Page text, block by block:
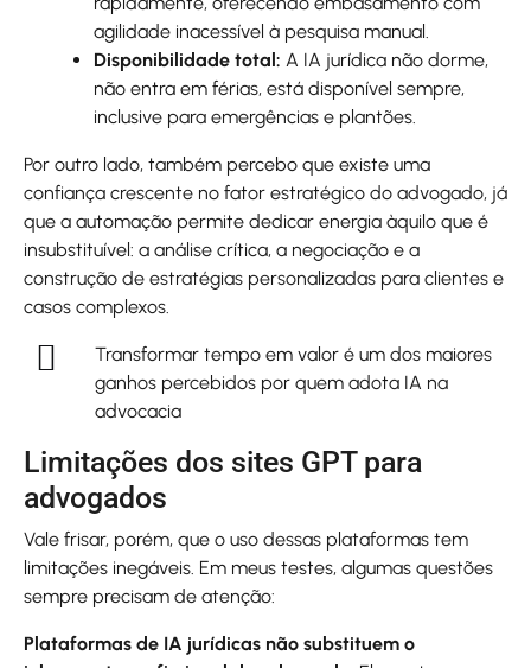
agilidade inacessível à pesquisa manual.
Disponibilidade total: A IA jurídica não dorme,
não entra em férias, está disponível sempre,
inclusive para emergências e plantões.
Por outro lado, também percebo que existe uma
confiança crescente no fator estratégico do advogado, já
que a automação permite dedicar energia àquilo que é
insubstituível: a análise crítica, a negociação e a
construção de estratégias personalizadas para clientes e
casos complexos.
Transformar tempo em valor é um dos maiores
ganhos percebidos por quem adota IA na
advocacia
Limitações dos sites GPT para
advogados
Vale frisar, porém, que o uso dessas plataformas tem
limitações inegáveis. Em meus testes, algumas questões
sempre precisam de atenção:
Plataformas de IA jurídicas não substituem o